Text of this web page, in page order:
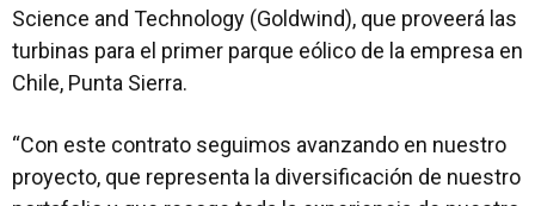
Science and Technology (Goldwind), que proveerá las
turbinas para el primer parque eólico de la empresa en
Chile, Punta Sierra.
“Con este contrato seguimos avanzando en nuestro
proyecto, que representa la diversificación de nuestro